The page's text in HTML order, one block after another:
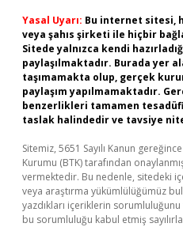
Yasal Uyarı: Bu internet sitesi,
veya şahıs şirketi ile hiçbir
Sitede yalnızca kendi
paylaşılmaktadır. Burada yer
taşımamakta olup, gerçek
paylaşım yapılmamaktadır.
benzerlikleri tamamen
taslak halindedir ve tavsiye
Sitemiz, 5651 Sayılı Kanun
Kurumu (BTK) tarafından
vermektedir. Bu nedenle, sitedeki
veya araştırma yükümlülüğümüz
yazdıkları içeriklerin
bu sorumluluğu kabul etmiş